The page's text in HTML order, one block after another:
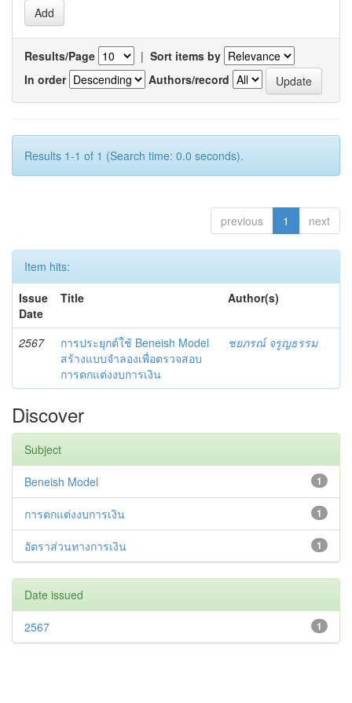
Results/Page | Sort items by
In order
Authors/record
Results 1-1 of 1 (Search time: 0.0 seconds).
previous 1 next
Item hits:
Issue
Date
Title Author(s)
2567
การประยุกต์ใช้ Beneish Model
สร้างแบบจำลองเพื่อตรวจสอบ
การตกแต่งงบการเงิน
ชยภรณ์ จรูญธรรม
Discover
Subject
1
Beneish Model
1
การตกแต่งงบการเงิน
1
อัตราส่วนทางการเงิน
Date issued
1
2567